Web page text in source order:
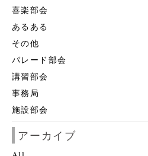
喜楽部会
あるある
その他
パレード部会
講習部会
事務局
施設部会
アーカイブ